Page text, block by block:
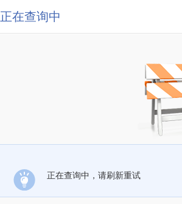
正在查询中
正在查询中，请刷新重试